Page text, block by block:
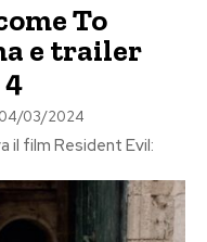
To
e trailer
04/03/2024
il film Resident Evil: